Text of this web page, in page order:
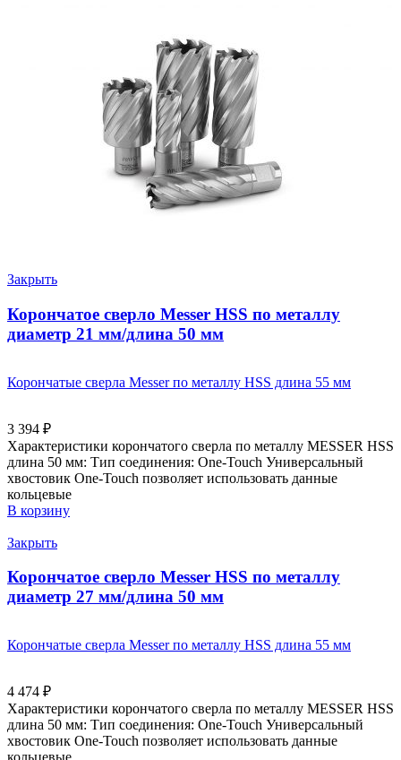
Закрыть
Корончатое сверло Messer HSS по металлу
диаметр 21 мм/длина 50 мм
Корончатые сверла Messer по металлу HSS длина 55 мм
3 394 ₽
Характеристики корончатого сверла по металлу MESSER HSS
длина 50 мм: Тип соединения: One-Touch Универсальный
хвостовик Оne-Touch позволяет использовать данные
кольцевые
В корзину
Закрыть
Корончатое сверло Messer HSS по металлу
диаметр 27 мм/длина 50 мм
Корончатые сверла Messer по металлу HSS длина 55 мм
4 474 ₽
Характеристики корончатого сверла по металлу MESSER HSS
длина 50 мм: Тип соединения: One-Touch Универсальный
хвостовик Оne-Touch позволяет использовать данные
кольцевые